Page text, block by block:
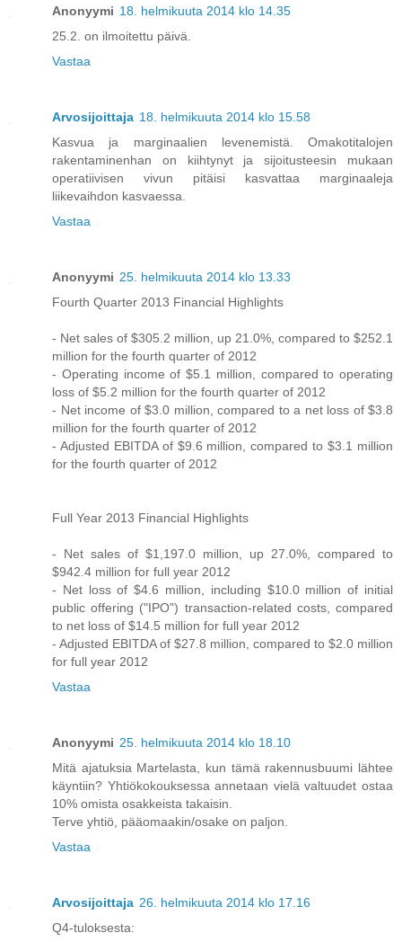
Anonyymi 18. helmikuuta 2014 klo 14.35
25.2. on ilmoitettu päivä.
Vastaa
Arvosijoittaja 18. helmikuuta 2014 klo 15.58
Kasvua ja marginaalien levenemistä. Omakotitalojen
rakentaminenhan on kiihtynyt ja sijoitusteesin mukaan
operatiivisen vivun pitäisi kasvattaa marginaaleja
liikevaihdon kasvaessa.
Vastaa
Anonyymi 25. helmikuuta 2014 klo 13.33
Fourth Quarter 2013 Financial Highlights
- Net sales of $305.2 million, up 21.0%, compared to $252.1
million for the fourth quarter of 2012
- Operating income of $5.1 million, compared to operating
loss of $5.2 million for the fourth quarter of 2012
- Net income of $3.0 million, compared to a net loss of $3.8
million for the fourth quarter of 2012
- Adjusted EBITDA of $9.6 million, compared to $3.1 million
for the fourth quarter of 2012
Full Year 2013 Financial Highlights
- Net sales of $1,197.0 million, up 27.0%, compared to
$942.4 million for full year 2012
- Net loss of $4.6 million, including $10.0 million of initial
public offering ("IPO") transaction-related costs, compared
to net loss of $14.5 million for full year 2012
- Adjusted EBITDA of $27.8 million, compared to $2.0 million
for full year 2012
Vastaa
Anonyymi 25. helmikuuta 2014 klo 18.10
Mitä ajatuksia Martelasta, kun tämä rakennusbuumi lähtee
käyntiin? Yhtiökokouksessa annetaan vielä valtuudet ostaa
10% omista osakkeista takaisin.
Terve yhtiö, pääomaakin/osake on paljon.
Vastaa
Arvosijoittaja 26. helmikuuta 2014 klo 17.16
Q4-tuloksesta: